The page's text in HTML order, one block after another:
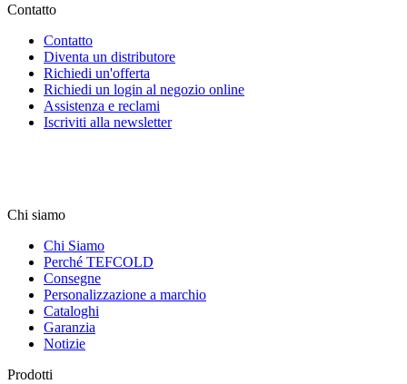
Contatto
Contatto
Diventa un distributore
Richiedi un'offerta
Richiedi un login al negozio online
Assistenza e reclami
Iscriviti alla newsletter
Chi siamo
Chi Siamo
Perché TEFCOLD
Consegne
Personalizzazione a marchio
Cataloghi
Garanzia
Notizie
Prodotti